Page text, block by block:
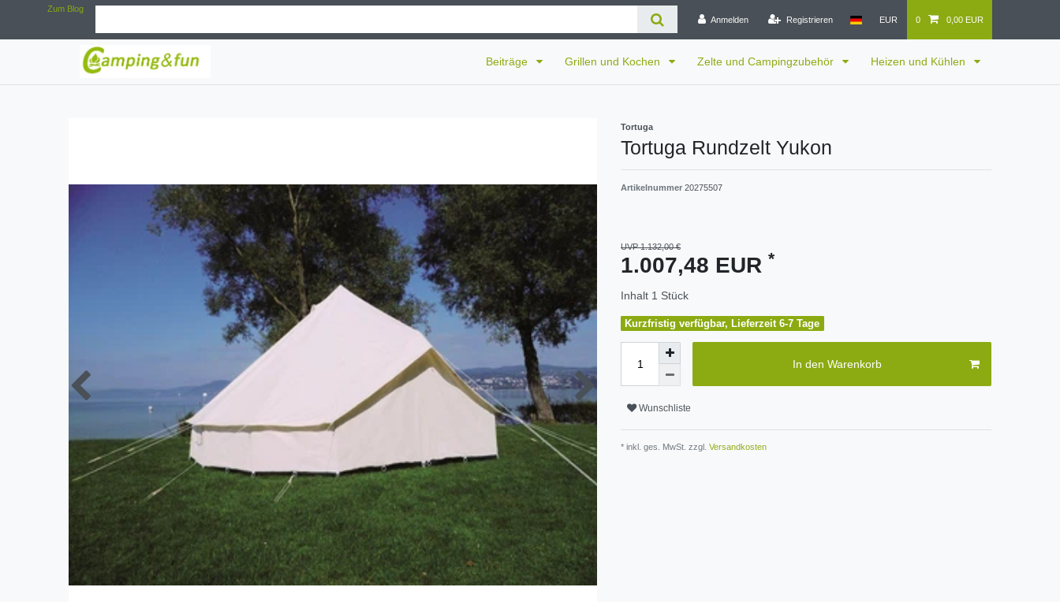
Zum Blog
Anmelden
Registrieren EUR 0 0,00 EUR
Beiträge Grillen und Kochen Zelte und Campingzubehör Heizen und Kühlen
Tortuga
Tortuga Rundzelt Yukon
Artikelnummer 20275507
UVP 1.132,00 €
1.007,48 EUR *
Inhalt 1 Stück
Kurzfristig verfügbar, Lieferzeit 6-7 Tage
In den Warenkorb
Wunschliste
* inkl. ges. MwSt. zzgl. Versandkosten